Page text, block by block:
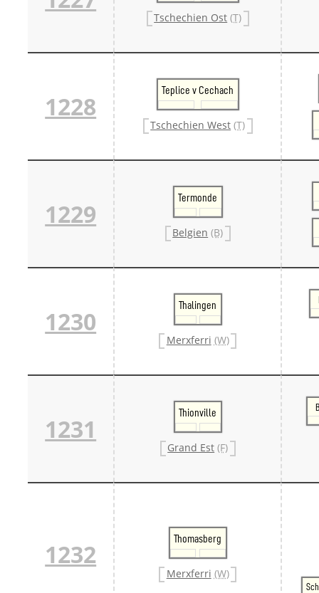
Tschechien Ost (T)
1228
Teplice v Cechach
Tschechien West (T)
1229
Termonde
Belgien (B)
1230
Thalingen
Merxferri (W)
1231
Thionville
Grand Est (F)
1232
Thomasberg
Merxferri (W)